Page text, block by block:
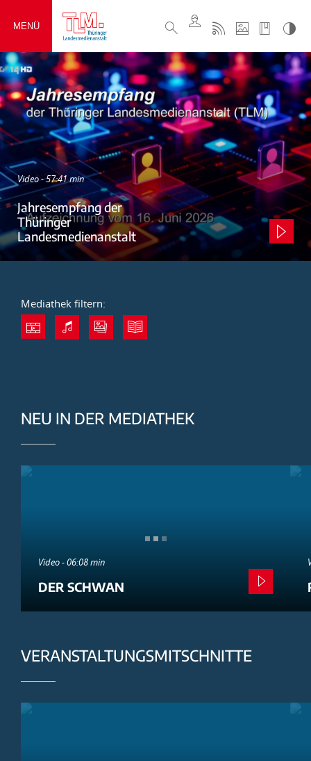
MENÜ
Video - 57:41 min
Jahresempfang der
Thüringer
Landesmedienanstalt
Mediathek filtern:
NEU IN DER MEDIATHEK
Video - 06:08 min
DER SCHWAN
VERANSTALTUNGSMITSCHNITTE